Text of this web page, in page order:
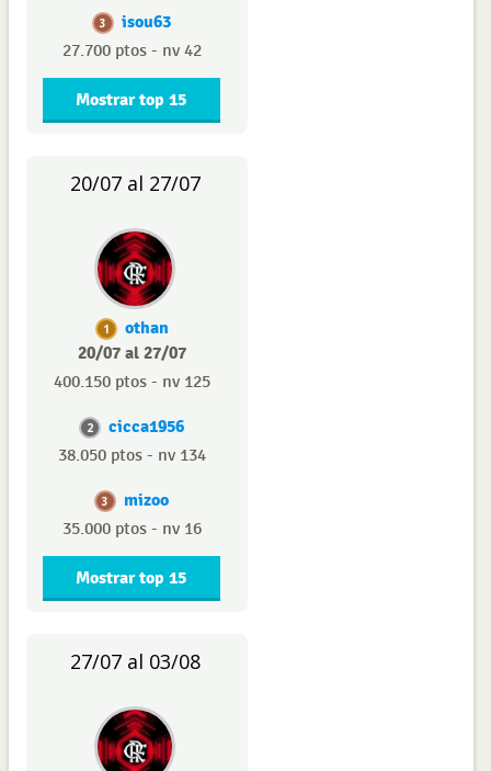
3 isou63
27.700 ptos - nv 42
Mostrar top 15
20/07 al 27/07
1
othan
20/07 al 27/07
400.150 ptos - nv 125
2 cicca1956
38.050 ptos - nv 134
3 mizoo
35.000 ptos - nv 16
Mostrar top 15
27/07 al 03/08